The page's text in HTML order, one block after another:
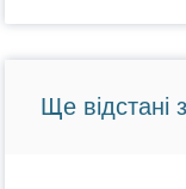
Ще відстані